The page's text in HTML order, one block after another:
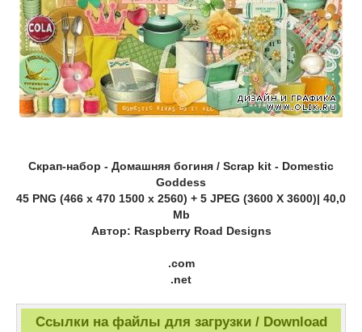
Скрап-набор - Домашняя богиня / Scrap kit - Domestic
Goddess
45 PNG (466 x 470 1500 x 2560) + 5 JPEG (3600 X 3600)| 40,0
Mb
Автор: Raspberry Road Designs
.com
.net
Ссылки на файлы для загрузки / Download